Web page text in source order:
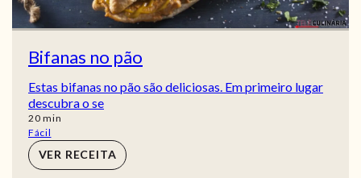
Bifanas no pão
Estas bifanas no pão são deliciosas. Em primeiro lugar
descubra o se
20min
min
Fácil
VER RECEITA